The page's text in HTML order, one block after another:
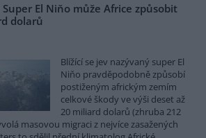
El Niňo může Africe způsobit
dolarů
Blížící se jev nazývaný super El
Niňo pravděpodobně způsobí
postiženým africkým zemím
celkové škody ve výši deset až
20 miliard dolarů (zhruba 212
masovou migraci z nejvíce zasažených